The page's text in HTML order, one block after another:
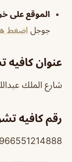
الموقع على
جوجل اضغط
عنوان كافيه
شارع الملك
رقم كافيه
966551214888+